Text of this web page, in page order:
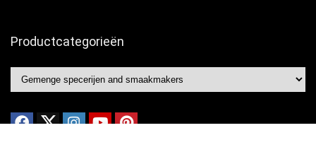
Productcategorieën